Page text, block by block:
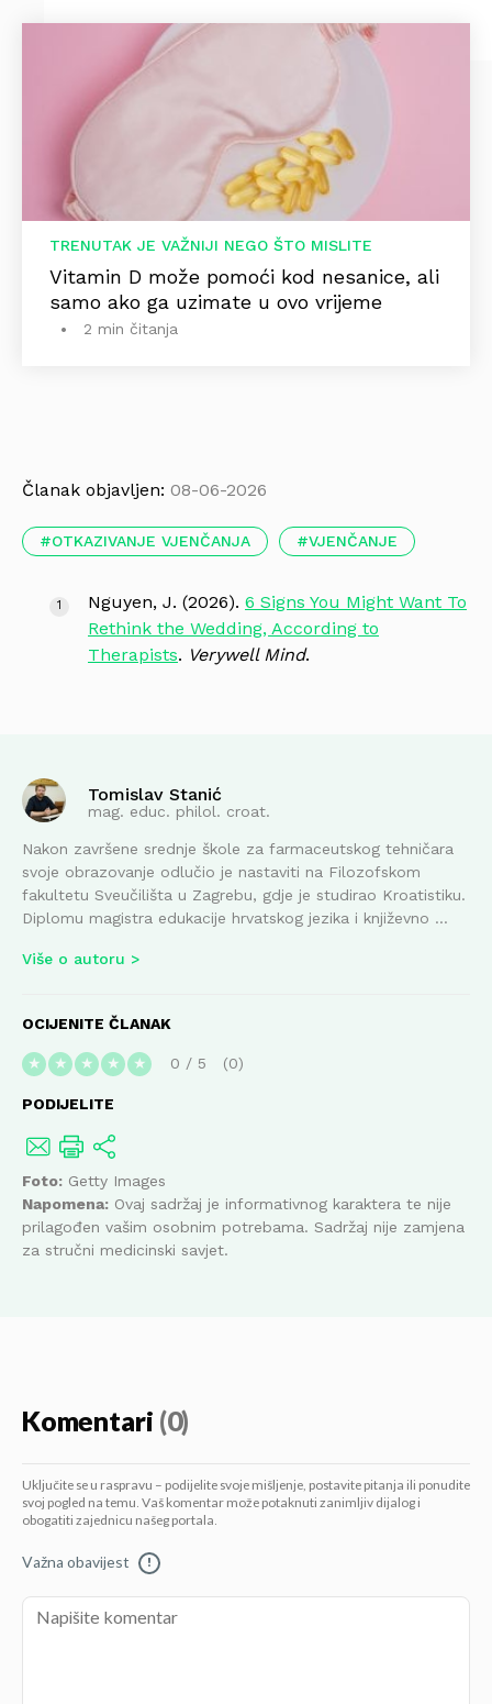
TRENUTAK JE VAŽNIJI NEGO ŠTO MISLITE
Vitamin D može pomoći kod nesanice, ali
samo ako ga uzimate u ovo vrijeme
2 min čitanja
Članak objavljen: 08-06-2026
OTKAZIVANJE VJENČANJA VJENČANJE
Nguyen, J. (2026). 6 Signs You Might Want To
Rethink the Wedding, According to
Therapists. Verywell Mind.
Tomislav Stanić
mag. educ. philol. croat.
Nakon završene srednje škole za farmaceutskog tehničara
svoje obrazovanje odlučio je nastaviti na Filozofskom
fakultetu Sveučilišta u Zagrebu, gdje je studirao Kroatistiku.
Diplomu magistra edukacije hrvatskog jezika i književno ...
Više o autoru
OCIJENITE ČLANAK
★ ★ ★ ★ ★ 0 / 5 0
PODIJELITE
Foto: Getty Images
Napomena: Ovaj sadržaj je informativnog karaktera te nije
prilagođen vašim osobnim potrebama. Sadržaj nije zamjena
za stručni medicinski savjet.
Komentari (0)
Uključite se u raspravu – podijelite svoje mišljenje, postavite pitanja ili ponudite
svoj pogled na temu. Vaš komentar može potaknuti zanimljiv dijalog i
obogatiti zajednicu našeg portala.
Važna obavijest !